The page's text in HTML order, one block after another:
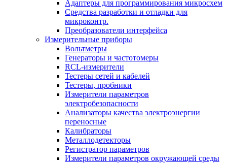
Адаптеры для программирования микросхем
Cредства разработки и отладки для
микроконтр.
Преобразователи интерфейса
Измерительные приборы
Вольтметры
Генераторы и частотомеры
RCL-измерители
Тестеры сетей и кабелей
Тестеры, пробники
Измерители параметров
электробезопасности
Анализаторы качества электроэнергии
переносные
Калибраторы
Металлодетекторы
Регистратор параметров
Измерители параметров окружающей среды